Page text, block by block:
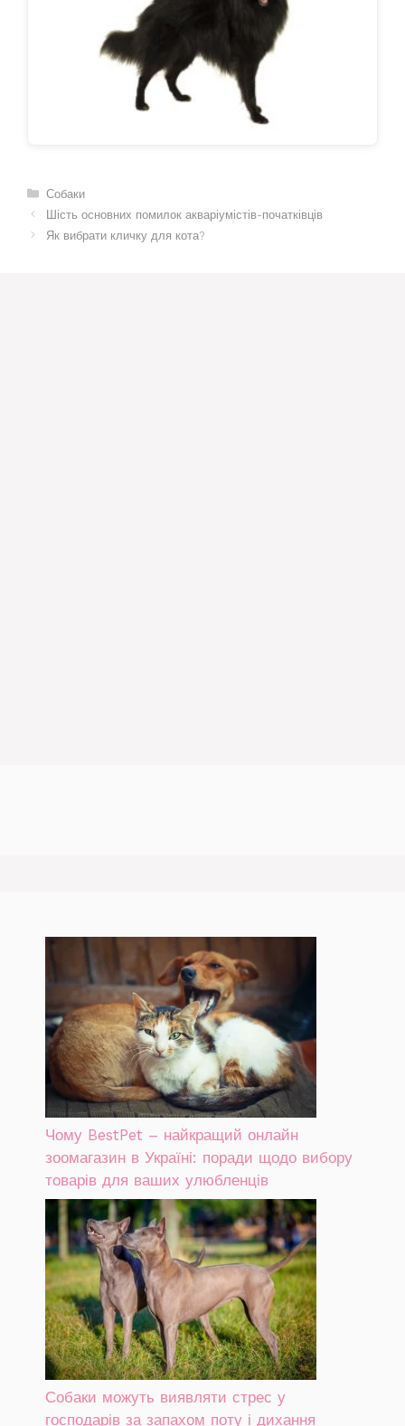
Категорії
Собаки
Шість основних помилок акваріумістів-початківців
Як вибрати кличку для кота?
Чому BestPet – найкращий онлайн
зоомагазин в Україні: поради щодо вибору
товарів для ваших улюбленців
Собаки можуть виявляти стрес у
господарів за запахом поту і дихання